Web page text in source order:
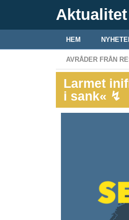
Aktualitet
HEM
AVRÅDER FRÅN
Larmet
i sank« ↯